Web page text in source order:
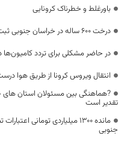
باورغلط و خطرناک کرونایی
درخت ۶۰۰ ساله در خراسان جنوبی ثبت ملی شد
در حاضر مشکلی برای تردد کامیون‌ها
انتقال ویروس کرونا از طریق هوا
?هماهنگی بین مسئولان استان های
تقدیر است
مانده ۱۳۰۰ میلیاردی تومانی
جنوبی